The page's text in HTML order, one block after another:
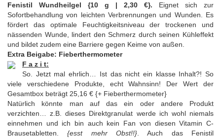
Fenistil Wundheilgel {10 g | 2,30 €}. Eignet sich zur
Sofortbehandlung von leichten Verbrennungen und Wunden. Es
fördert das optimale Feuchtigkeitsniveau der trockenen und
nässenden Wunde, lindert den Schmerz durch seinen Kühleffekt
und bildet zudem eine Barriere gegen Keime von außen.
Extra Beigabe: Fieberthermometer
F a z i t:
So. Jetzt mal ehrlich… Ist das nicht ein klasse Inhalt?! So
viele verschiedene Produkte, echt Wahnsinn! Der Wert der
Gesamtbox beträgt 25,16 € {+ Fieberthermometer}
Natürlich könnte man auf das ein oder andere Produkt
verzichten… z.B. dieses Direktgranulat werde ich wohl niemals
einnehmen und ich bin auch kein Fan von diesen Vitamin C-
Brausetabletten.{esst mehr Obst!!}. Auch das Fenistil